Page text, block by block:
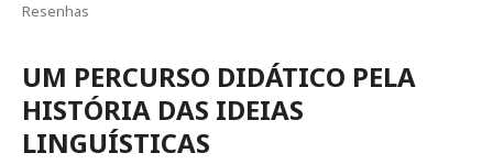
Resenhas
UM PERCURSO DIDÁTICO PELA
HISTÓRIA DAS IDEIAS
LINGUÍSTICAS